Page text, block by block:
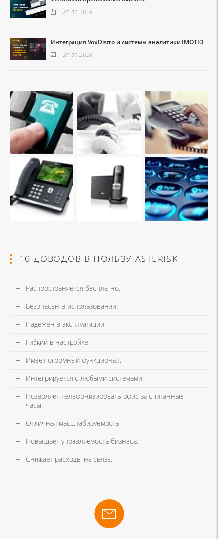
21.01.2026
Интеграция VoxDistro и системы аналитики IMOTIO
21.01.2026
10 ДОВОДОВ В ПОЛЬЗУ ASTERISK
Распространяется бесплатно.
Безопасен в использовании.
Надежен в эксплуатации.
Гибкий в настройке.
Имеет огромный функционал.
Интегрируется с любыми системами.
Позволяет телефонизировать офис за считанные
часы.
Отличная масштабируемость.
Повышает управляемость бизнеса.
Снижает расходы на связь.